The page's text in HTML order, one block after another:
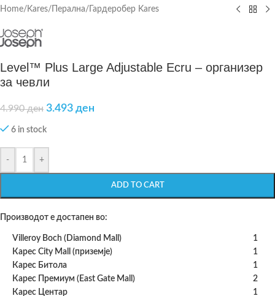
Home/ Kares/ Перална/Гардеробер Kares
Level™ Plus Large Adjustable Ecru – организер
за чевли
4.990ден 3.493 ден
6 in stock
- +
ADD TO CART
Производот е достапен во:
Villeroy Boch (Diamond Mall)
1
Карес City Mall (приземје)
1
Карес Битола
1
Карес Премиум (East Gate Mall)
2
Карес Центар
1